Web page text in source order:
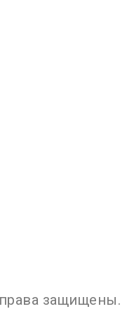
защищены.